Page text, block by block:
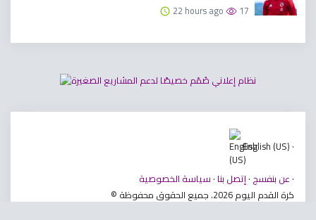
22 hours ago 17
English (US) ·
عن بنفسج ·إتصل بنا · سياسة الخصوصية
·
© كرة القدم اليوم 2026. جميع الحقوق محفوظة